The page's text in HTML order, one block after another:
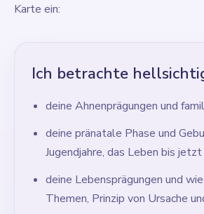
Karte ein:
Ich betrachte
deine Ahnenprägungen und
deine pränatale Phase und
Jugendjahre, das Leben bis jetzt
deine Lebensprägungen und
Themen, Prinzip von Ursache